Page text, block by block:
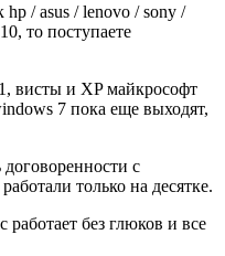
/ asus / lenovo / sony /
то поступаете
висты и XP майкрософт
7 пока еще выходят,
с
только на десятке.
без глюков и все